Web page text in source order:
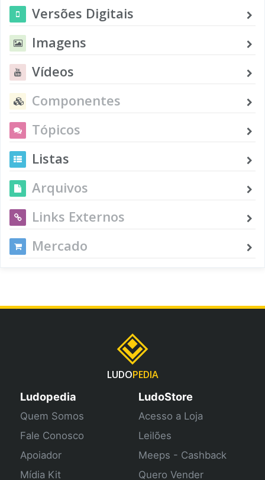
Versões Digitais
Imagens
Vídeos
Componentes
Tópicos
Listas
Arquivos
Links Externos
Mercado
LUDOPEDIA
Ludopedia
Quem Somos
Fale Conosco
Apoiador
Mídia Kit
LudoStore
Acesso a Loja
Leilões
Meeps - Cashback
Quero Vender